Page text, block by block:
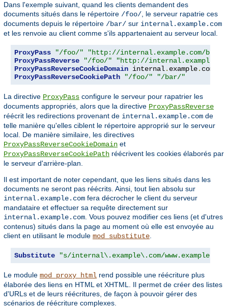
Dans l'exemple suivant, quand les clients demandent des
documents situés dans le répertoire /foo/ , le serveur rapatrie ces
documents depuis le répertoire /bar/ sur internal.example.com
et les renvoie au client comme s'ils appartenaient au serveur local.
ProxyPass "/foo/"
"http://internal.example.com/bar/"
ProxyPassReverse
"/foo/"
"http://
ProxyPassReverseCookieDomain internal. example. com
ProxyPassReverseCookiePath
"/foo/" "/bar/"
La directive ProxyPass configure le serveur pour rapatrier les
documents appropriés, alors que la directive ProxyPassReverse
réécrit les redirections provenant de internal.example.com de
telle manière qu'elles ciblent le répertoire approprié sur le serveur
local. De manière similaire, les directives
ProxyPassReverseCookieDomain et
ProxyPassReverseCookiePath réécrivent les cookies élaborés par
le serveur d'arrière-plan.
Il est important de noter cependant, que les liens situés dans les
documents ne seront pas réécrits. Ainsi, tout lien absolu sur
internal.example.com fera décrocher le client du serveur
mandataire et effectuer sa requête directement sur
internal.example.com . Vous pouvez modifier ces liens (et d'utres
contenus) situés dans la page au moment où elle est envoyée au
client en utilisant le module mod_substitute
Substitute "s/internal\.example\.com/
Le module mod_proxy_html rend possible une réécriture plus
élaborée des liens en HTML et XHTML. Il permet de créer des listes
d'URLs et de leurs réécritures, de façon à pouvoir gérer des
scénarios de réécriture complexes.